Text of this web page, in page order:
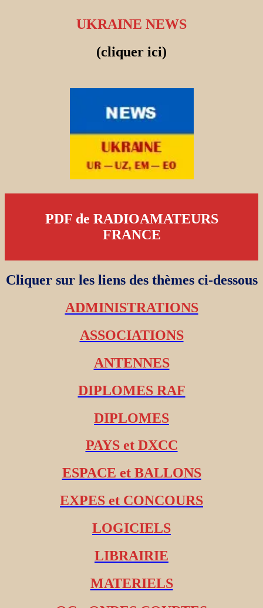
UKRAINE NEWS
(cliquer ici)
PDF de RADIOAMATEURS
FRANCE
Cliquer sur les liens des thèmes ci-dessous
ADMINISTRATIONS
ASSOCIATIONS
ANTENNES
DIPLOMES RAF
DIPLOMES
PAYS et DXCC
ESPACE et BALLONS
EXPES et CONCOURS
LOGICIELS
LIBRAIRIE
MATERIELS